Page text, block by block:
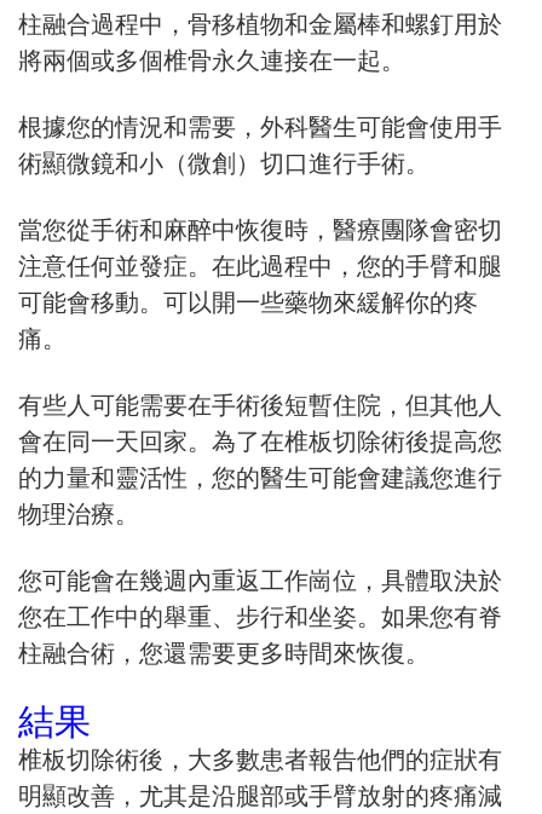
柱融合過程中，骨移植物和金屬棒和螺釘用於
將兩個或多個椎骨永久連接在一起。
根據您的情況和需要，外科醫生可能會使用手
術顯微鏡和小（微創）切口進行手術。
當您從手術和麻醉中恢復時，醫療團隊會密切
注意任何並發症。在此過程中，您的手臂和腿
可能會移動。可以開一些藥物來緩解你的疼
痛。
有些人可能需要在手術後短暫住院，但其他人
會在同一天回家。為了在椎板切除術後提高您
的力量和靈活性，您的醫生可能會建議您進行
物理治療。
您可能會在幾週內重返工作崗位，具體取決於
您在工作中的舉重、步行和坐姿。如果您有脊
柱融合術，您還需要更多時間來恢復。
結果
椎板切除術後，大多數患者報告他們的症狀有
明顯改善，尤其是沿腿部或手臂放射的疼痛減